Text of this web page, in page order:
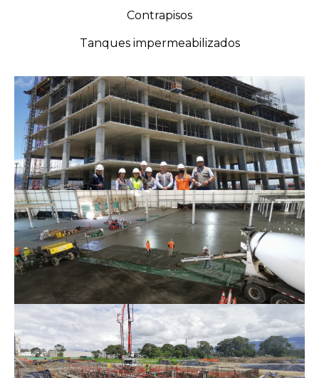
Contrapisos
Tanques impermeabilizados